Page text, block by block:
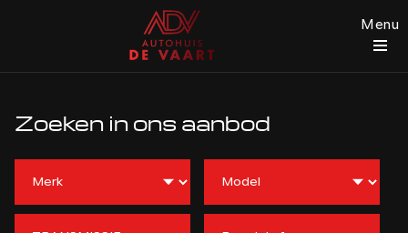
Menu
Zoeken in ons aanbod